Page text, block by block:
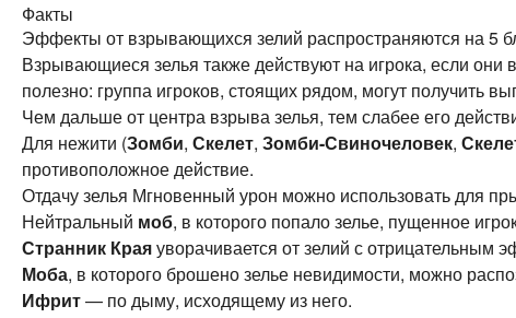
Факты
Эффекты от взрывающихся зелий распространяются на 5
Взрывающиеся зелья также действуют на игрока, если
полезно: группа игроков, стоящих рядом, могут получить
Чем дальше от центра взрыва зелья, тем слабее его
Для нежити (Зомби, Скелет, Зомби-Свиночеловек,
противоположное действие.
Отдачу зелья Мгновенный урон можно использовать для
Нейтральный моб, в которого попало зелье, пущенное
Странник Краяуворачивается от зелий с отрицательным
Моба, в которого брошено зелье невидимости, можно
Ифрит— по дыму, исходящему из него.